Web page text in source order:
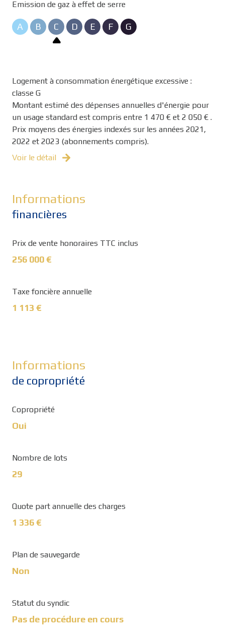
Emission de gaz à effet de serre
A B C D E F G
Logement à consommation énergétique excessive :
classe G
Montant estimé des dépenses annuelles d'énergie pour
un usage standard est compris entre 1 470 € et 2 050 € .
Prix moyens des énergies indexés sur les années 2021,
2022 et 2023 (abonnements compris).
Voir le détail
Informations
financières
Prix de vente honoraires TTC inclus
256 000 €
Taxe foncière annuelle
1 113 €
Informations
de copropriété
Copropriété
Oui
Nombre de lots
29
Quote part annuelle des charges
1 336 €
Plan de sauvegarde
Non
Statut du syndic
Pas de procédure en cours